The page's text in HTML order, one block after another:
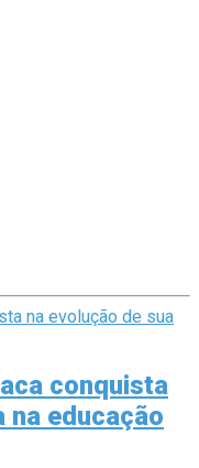
conquista
na educação